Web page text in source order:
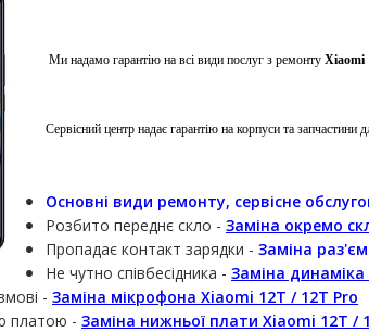
Ми надамо гарантію на всі види послуг з ремонту Xiaomi
Сервісний центр надає гарантію на корпуси та запчастини
Основні види ремонту, сервісне
Розбито переднє скло - Заміна окремо
Пропадає контакт зарядки - Заміна
Не чутно співбесідника - Заміна
- Заміна мікрофона Xiaomi 12T / 12T Pro
платою - Заміна нижньої плати Xiaomi 12T /